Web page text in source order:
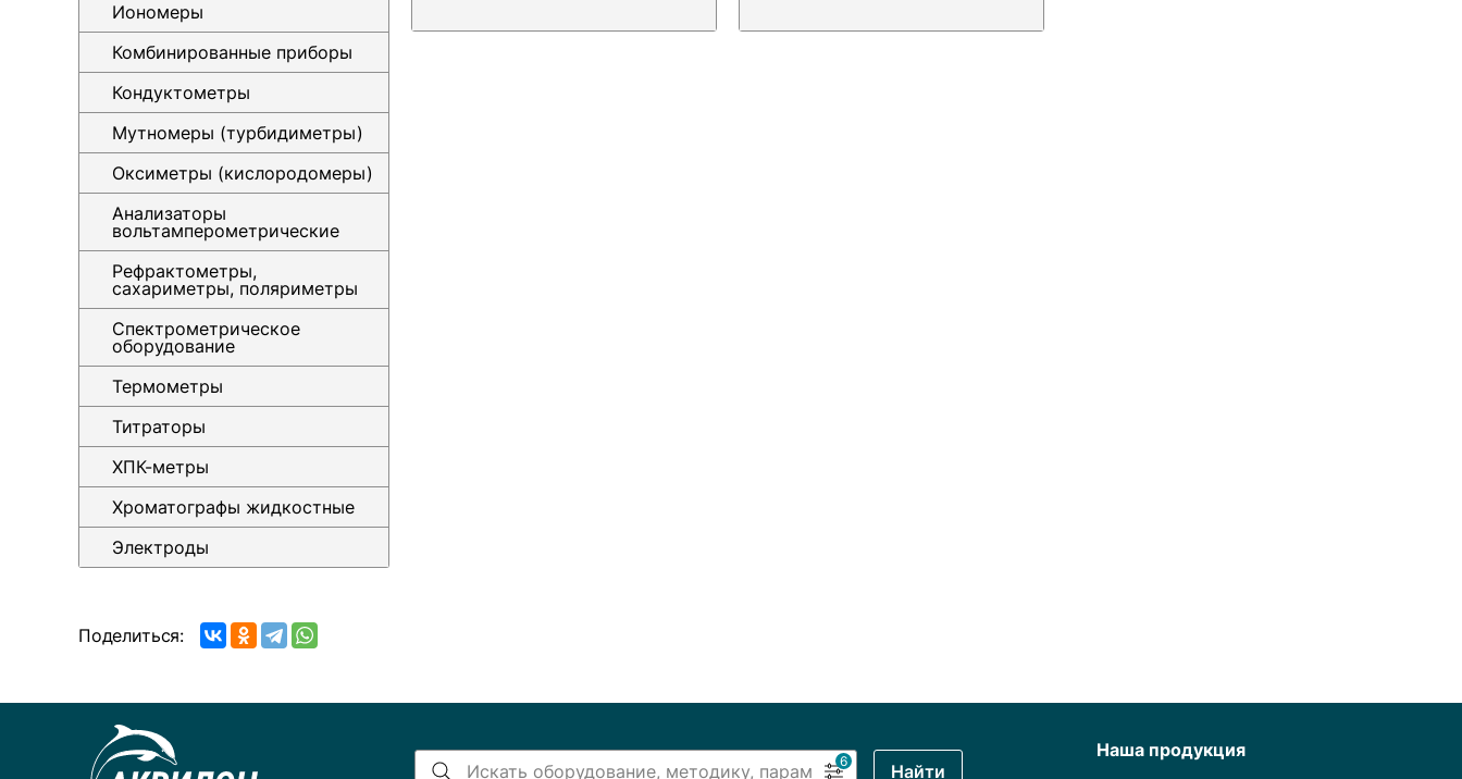
Иономеры
Комбинированные приборы
Кондуктометры
Мутномеры (турбидиметры)
Оксиметры (кислородомеры)
Анализаторы
вольтамперометрические
Рефрактометры,
сахариметры, поляриметры
Спектрометрическое
оборудование
Термометры
Титраторы
ХПК-метры
Хроматографы жидкостные
Электроды
Поделиться:
6 Найти
Наша продукция